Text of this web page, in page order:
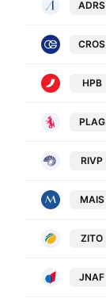
ADRS
CROS
HPB
PLAG
RIVP
MAIS
ZITO
JNAF